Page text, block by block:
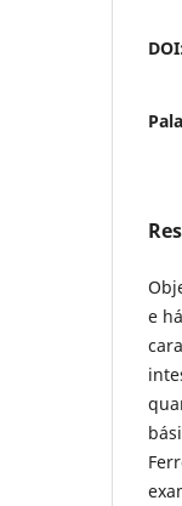
e